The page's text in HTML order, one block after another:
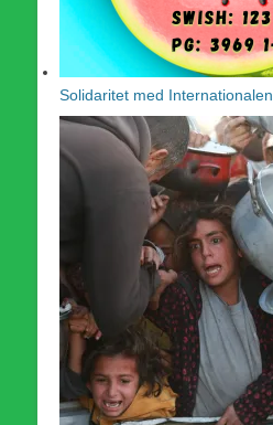
Solidaritet med Internationalen